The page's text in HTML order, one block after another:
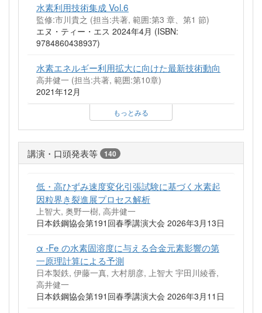
水素利用技術集成 Vol.6
監修:市川貴之 (担当:共著, 範囲:第3 章、第1 節)
エヌ・ティー・エス 2024年4月 (ISBN:
9784860438937)
水素エネルギー利用拡大に向けた最新技術動向
高井健一 (担当:共著, 範囲:第10章)
2021年12月
もっとみる
講演・口頭発表等 140
低・高ひずみ速度変化引張試験に基づく水素起
因粒界き裂進展プロセス解析
上智大, 奥野一樹, 高井健一
日本鉄鋼協会第191回春季講演大会 2026年3月13日
α -Fe の水素固溶度に与える合金元素影響の第
一原理計算による予測
日本製鉄, 伊藤一真, 大村朋彦, 上智大 宇田川綾香,
高井健一
日本鉄鋼協会第191回春季講演大会 2026年3月11日